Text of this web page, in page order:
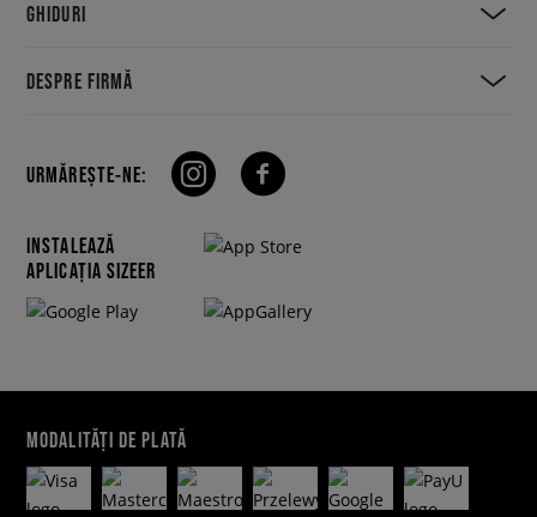
GHIDURI
DESPRE FIRMĂ
URMĂREȘTE-NE:
INSTALEAZĂ
APLICAȚIA SIZEER
MODALITĂȚI DE PLATĂ